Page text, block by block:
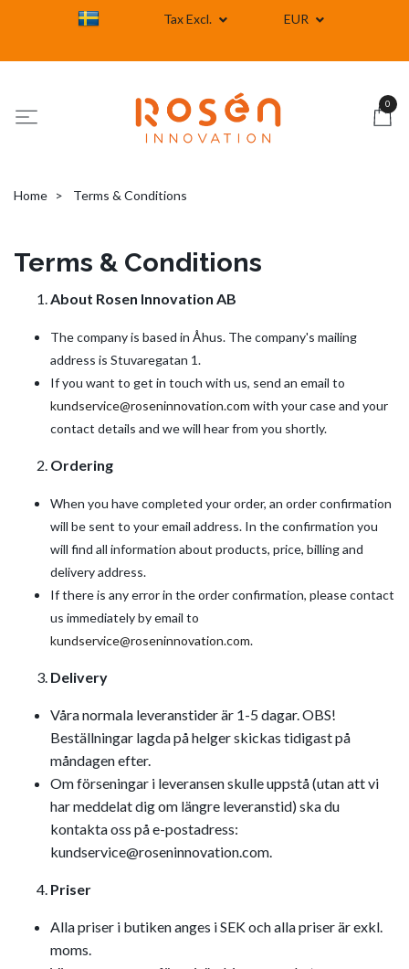
Tax Excl. EUR
0
Home Terms & Conditions
Terms & Conditions
About Rosen Innovation AB
The company is based in Åhus. The company's mailing
address is Stuvaregatan 1.
If you want to get in touch with us, send an email to
kundservice@roseninnovation.com with your case and your
contact details and we will hear from you shortly.
Ordering
When you have completed your order, an order confirmation
will be sent to your email address. In the confirmation you
will find all information about products, price, billing and
delivery address.
If there is any error in the order confirmation, please contact
us immediately by email to
kundservice@roseninnovation.com.
Delivery
Våra normala leveranstider är 1-5 dagar. OBS!
Beställningar lagda på helger skickas tidigast på
måndagen efter.
Om förseningar i leveransen skulle uppstå (utan att vi
har meddelat dig om längre leveranstid) ska du
kontakta oss på e-postadress:
kundservice@roseninnovation.com.
Priser
Alla priser i butiken anges i SEK och alla priser är exkl.
moms.